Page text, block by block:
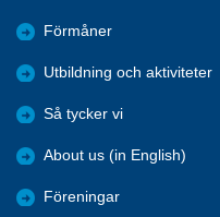
Förmåner
Utbildning och aktiviteter
Så tycker vi
About us (in English)
Föreningar